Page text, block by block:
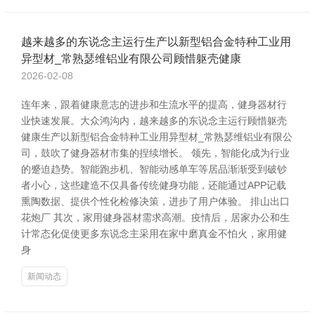
越来越多的东说念主运行生产以新型铝合金特种工业用
异型材_常熟瑟维铝业有限公司顾惜躯壳健康
2026-02-08
连年来，跟着健康意志的进步和生流水平的提高，健身器材行
业快速发展。大众鸿沟内，越来越多的东说念主运行顾惜躯壳
健康生产以新型铝合金特种工业用异型材_常熟瑟维铝业有限公
司，鼓吹了健身器材市集的捏续增长。 领先，智能化成为行业
的蹙迫趋势。智能跑步机、智能动感单车等居品渐渐受到破钞
者小心，这些建造不仅具备传统健身功能，还能通过APP记载
熏陶数据、提供个性化检修决策，进步了用户体验。 排山出口
花炮厂 其次，家用健身器材需求高潮。疫情后，居家办公和生
计常态化促使更多东说念主采用在家中磨真金不怕火，家用健
身
新闻动态